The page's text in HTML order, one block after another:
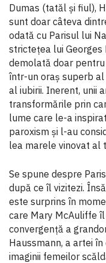
Dumas (tatăl și fiul),
sunt doar câteva
odată cu Parisul lui
strictețea lui Georges
demolată doar
într-un oraș superb
al iubirii. Inerent, unii
transformările prin
lume care le-a
paroxism și l-au
lea marele vinovat al
Se spune despre
după ce îl vizitezi.
este surprins în
care Mary McAuliffe
convergență a
Haussmann, a artei
imaginii femeilor